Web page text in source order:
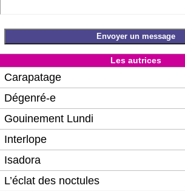
Les autrices
Carapatage
Dégenré-e
Gouinement Lundi
Interlope
Isadora
L’éclat des noctules